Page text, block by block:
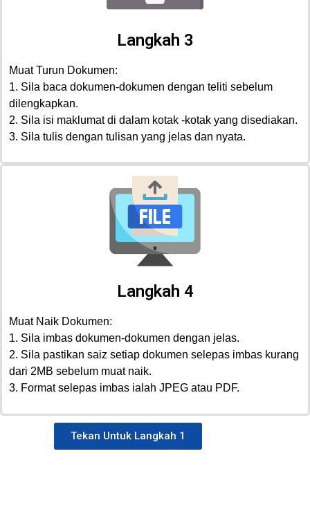
Langkah 3
Muat Turun Dokumen:
1. Sila baca dokumen-dokumen dengan teliti sebelum
dilengkapkan.
2. Sila isi maklumat di dalam kotak -kotak yang disediakan.
3. Sila tulis dengan tulisan yang jelas dan nyata.
Langkah 4
Muat Naik Dokumen:
1. Sila imbas dokumen-dokumen dengan jelas.
2. Sila pastikan saiz setiap dokumen selepas imbas kurang
dari 2MB sebelum muat naik.
3. Format selepas imbas ialah JPEG atau PDF.
Tekan Untuk Langkah 1